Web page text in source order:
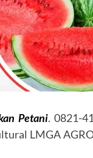
Petani. 0821-
LMGA